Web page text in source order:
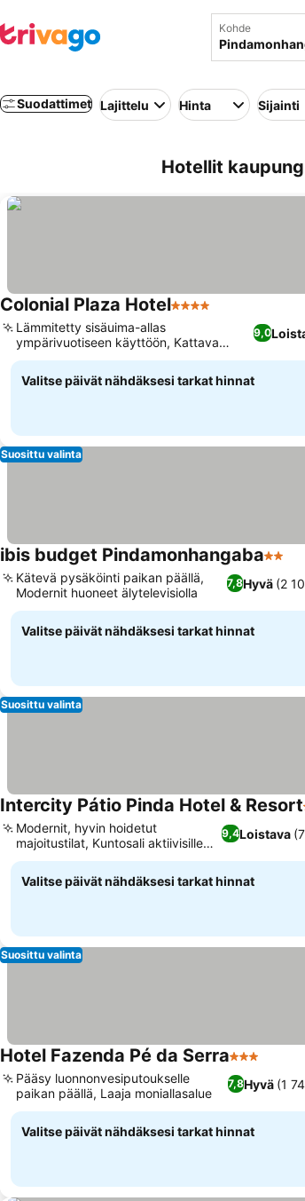
Kohde
Suodattimet Lajittelu Hinta Sijainti
Hotellit
Colonial Plaza Hotel4 Tähtiluokitus
9,0
Lämmitetty sisäuima-allas
ympärivuotiseen käyttöön, Kattava
täysihoitokokemus
Valitse päivät nähdäksesi tarkat hinnat
Suosittu valinta
ibis budget Pindamonhangaba2
7,8Hyvä (2
Kätevä pysäköinti paikan päällä,
Modernit huoneet älytelevisiolla
Valitse päivät nähdäksesi tarkat hinnat
Suosittu valinta
Intercity Pátio Pinda Hotel & Resort
9,4Loistava
Modernit, hyvin hoidetut
majoitustilat, Kuntosali aktiivisille
vieraille
Valitse päivät nähdäksesi tarkat hinnat
Suosittu valinta
Hotel Fazenda Pé da Serra3
7,8Hyvä (1
Pääsy luonnonvesiputoukselle
paikan päällä, Laaja moniallasalue
Valitse päivät nähdäksesi tarkat hinnat